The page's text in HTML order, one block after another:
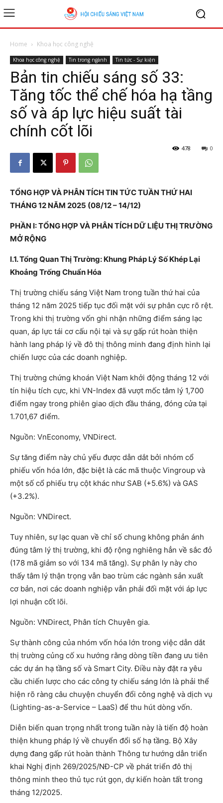
Home Khoa học công nghệ
Khoa học công nghệ Tin trong ngành Tin tức - Sự kiện
Bản tin chiếu sáng số 33:
Tăng tốc thể chế hóa hạ tầng
số và áp lực hiệu suất tài
chính cốt lõi
0
478
TỔNG HỢP VÀ PHÂN TÍCH TIN TỨC TUẦN THỨ HAI
THÁNG 12 NĂM 2025 (08/12 – 14/12)
PHẦN I: TỔNG HỢP VÀ PHÂN TÍCH DỮ LIỆU THỊ TRƯỜNG
MỞ RỘNG
I.1. Tổng Quan Thị Trường: Khung Pháp Lý Số Khép Lại
Khoảng Trống Chuẩn Hóa
Thị trường chiếu sáng Việt Nam trong tuần thứ hai của
tháng 12 năm 2025 tiếp tục đối mặt với sự phân cực rõ rệt.
Trong khi thị trường vốn ghi nhận những điểm sáng lạc
quan, áp lực tái cơ cấu nội tại và sự gấp rút hoàn thiện
hành lang pháp lý về đô thị thông minh đang định hình lại
chiến lược của các doanh nghiệp.
Thị trường chứng khoán Việt Nam khởi động tháng 12 với
tín hiệu tích cực, khi VN-Index đã vượt mốc tâm lý 1,700
điểm ngay trong phiên giao dịch đầu tháng, đóng cửa tại
1.701,67 điểm.
Nguồn: VnEconomy, VNDirect.
Sự tăng điểm này chủ yếu được dẫn dắt bởi nhóm cổ
phiếu vốn hóa lớn, đặc biệt là các mã thuộc Vingroup và
một số cổ phiếu trụ cột khác như SAB (+5.6%) và GAS
(+3.2%).
Nguồn: VNDirect.
Tuy nhiên, sự lạc quan về chỉ số chung không phản ánh
đúng tâm lý thị trường, khi độ rộng nghiêng hẳn về sắc đỏ
(178 mã giảm so với 134 mã tăng). Sự phân ly này cho
thấy tâm lý thận trọng vẫn bao trùm các ngành sản xuất
cơ bản, nơi các doanh nghiệp vẫn phải đối mặt với áp lực
lợi nhuận cốt lõi.
Nguồn: VNDirect, Phân tích Chuyên gia.
Sự thành công của nhóm vốn hóa lớn trong việc dẫn dắt
thị trường củng cố xu hướng rằng dòng tiền đang ưu tiên
các dự án hạ tầng số và Smart City. Điều này đặt ra yêu
cầu chiến lược cho các công ty chiếu sáng lớn là phải thể
hiện rõ ràng câu chuyện chuyển đổi công nghệ và dịch vụ
(Lighting-as-a-Service – LaaS) để thu hút dòng vốn.
Diễn biến quan trọng nhất trong tuần này là tiến độ hoàn
thiện khung pháp lý về chuyển đổi số hạ tầng. Bộ Xây
dựng đang gấp rút hoàn thành Thông tư hướng dẫn triển
khai Nghị định 269/2025/NĐ-CP về phát triển đô thị
thông minh theo thủ tục rút gọn, dự kiến hoàn tất trong
tháng 12/2025.